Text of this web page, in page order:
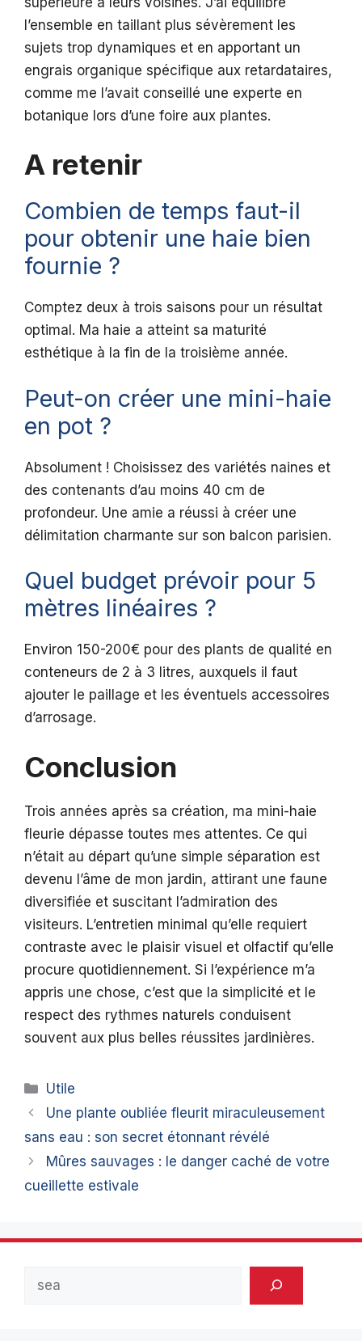
l’ensemble en taillant plus sévèrement les
sujets trop dynamiques et en apportant un
engrais organique spécifique aux retardataires,
comme me l’avait conseillé une experte en
botanique lors d’une foire aux plantes.
A retenir
Combien de temps faut-il
pour obtenir une haie bien
fournie ?
Comptez deux à trois saisons pour un résultat
optimal. Ma haie a atteint sa maturité
esthétique à la fin de la troisième année.
Peut-on créer une mini-haie
en pot ?
Absolument ! Choisissez des variétés naines et
des contenants d’au moins 40 cm de
profondeur. Une amie a réussi à créer une
délimitation charmante sur son balcon parisien.
Quel budget prévoir pour 5
mètres linéaires ?
Environ 150-200€ pour des plants de qualité en
conteneurs de 2 à 3 litres, auxquels il faut
ajouter le paillage et les éventuels accessoires
d’arrosage.
Conclusion
Trois années après sa création, ma mini-haie
fleurie dépasse toutes mes attentes. Ce qui
n’était au départ qu’une simple séparation est
devenu l’âme de mon jardin, attirant une faune
diversifiée et suscitant l’admiration des
visiteurs. L’entretien minimal qu’elle requiert
contraste avec le plaisir visuel et olfactif qu’elle
procure quotidiennement. Si l’expérience m’a
appris une chose, c’est que la simplicité et le
respect des rythmes naturels conduisent
souvent aux plus belles réussites jardinières.
Catégories
Utile
Une plante oubliée fleurit miraculeusement
sans eau : son secret étonnant révélé
Mûres sauvages : le danger caché de votre
cueillette estivale